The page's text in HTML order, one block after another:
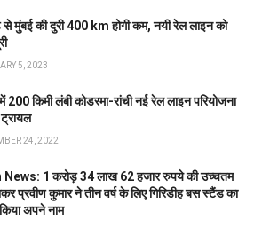
मुंबई की दुरी 400 km होगी कम, नयी रेल लाइन को
5, 2023
किमी लंबी कोडरमा-रांची नई रेल लाइन परियोजना
24, 2022
1 करोड़ 34 लाख 62 हजार रुपये की उच्चतम
प्रवीण कुमार ने तीन वर्ष के लिए गिरिडीह बस स्टैंड का
अपने नाम